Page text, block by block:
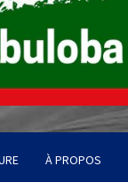
À PROPOS